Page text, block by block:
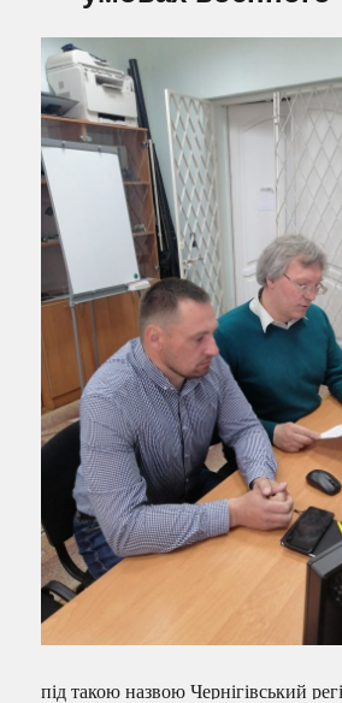
під такою назвою Чернігівський